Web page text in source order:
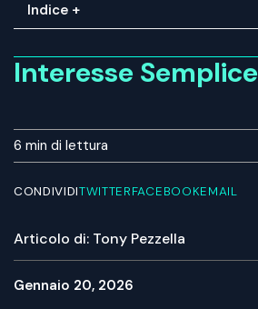
Interesse Semplice
6 min di lettura
CONDIVIDITWITTERFACEBOOKEMAIL
Articolo di: Tony Pezzella
Gennaio 20, 2026
Indice +